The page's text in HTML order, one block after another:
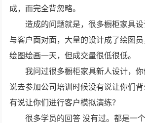
成，而完全背忽略。
造成的问题就是，很多橱柜家具
与客户面对面，大量的设计成了绘图
绘图绘画一天，但成交量很低很低。
我问过很多橱柜家具新人设计，
说去参加公司培训时候没有说让你们
有说让你们进行客户模拟演练？
很多学员的回答 没有过。都是一